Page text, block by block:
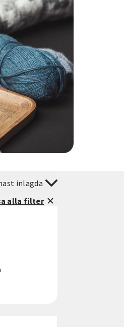
inlagda
alla filter